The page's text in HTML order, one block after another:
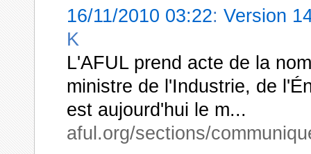
16/11/2010 03:22: Version
K
L'AFUL prend acte de la
ministre de l'Industrie, de
est aujourd'hui le m...
aful.org/sections/